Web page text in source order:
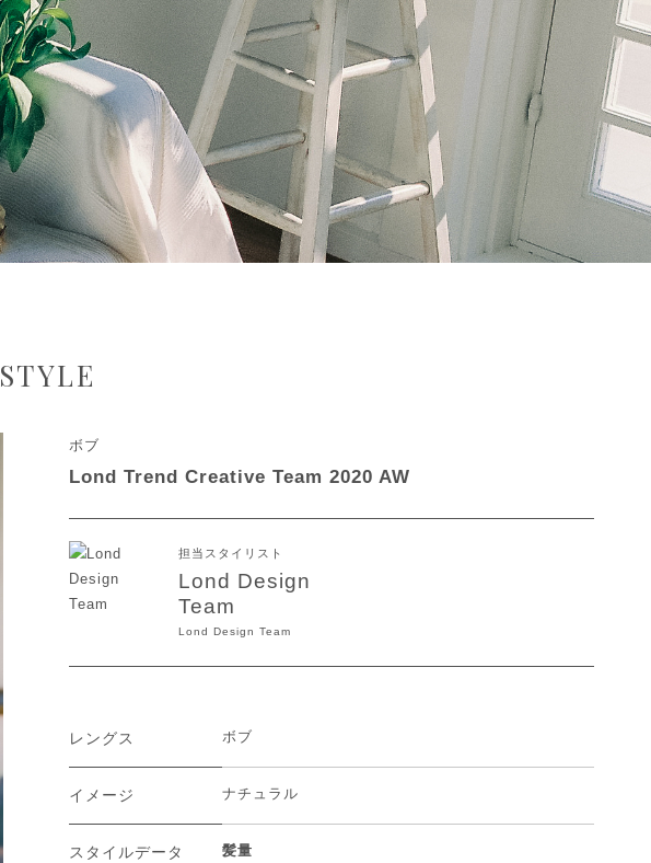
STYLE
ボブ
Lond Trend Creative Team 2020 AW
担当スタイリスト
Lond Design
Team
Lond Design Team
レングス ボブ
イメージ ナチュラル
スタイルデータ
髪量